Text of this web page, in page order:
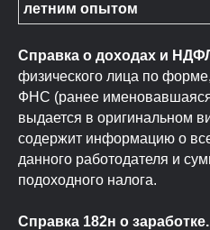
летним опытом
Справка о доходах и
физического лица по
ФНС (ранее
выдается в оригинальном
содержит информацию о
данного работодателя и
подоходного налога.
Справка 182н о заработке.